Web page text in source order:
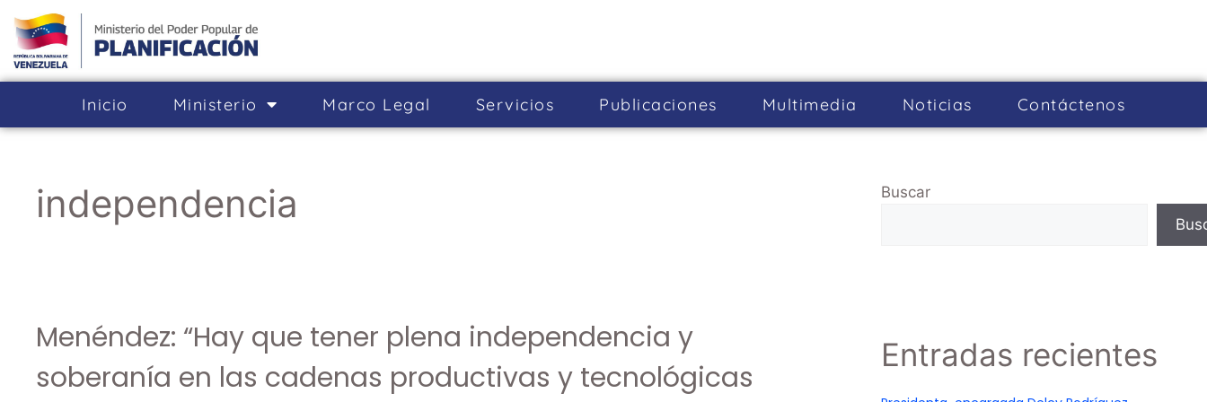
Inicio Ministerio Marco Legal Servicios Publicaciones Multimedia Noticias Cont­áctenos
independencia
Menéndez: “Hay que tener plena independencia y
soberanía en las cadenas productivas y tecnológicas
Buscar
Entradas recientes